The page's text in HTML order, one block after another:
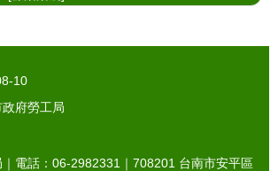
10
府勞工局
電話：06-2982331｜ 708201 台南市安平區